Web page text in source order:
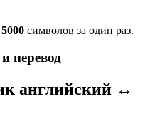
5000 символов за один раз.
перевод
английский ↔